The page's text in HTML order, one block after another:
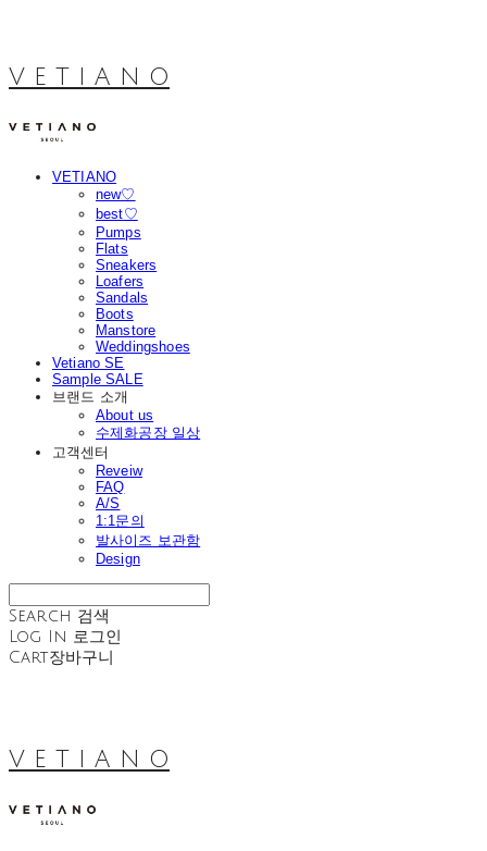
V E T I A N O
VETIANO
new♡
best♡
Pumps
Flats
Sneakers
Loafers
Sandals
Boots
Manstore
Weddingshoes
Vetiano SE
Sample SALE
브랜드 소개
About us
수제화공장 일상
고객센터
Reveiw
FAQ
A/S
1:1문의
발사이즈 보관함
Design
Search 검색
Log In 로그인
Cart장바구니
V E T I A N O